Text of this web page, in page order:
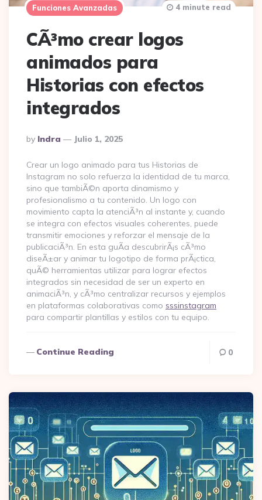
Funciones Avanzadas
CÃ³mo crear logos
animados para
Historias con efectos
integrados
Posted
By
By Indra Julio 1, 2025
4 minute read
Crear un logo animado para tus Historias de
Instagram no solo refuerza la identidad de tu marca,
sino que tambiÃ©n aporta dinamismo y
profesionalismo a tu contenido. Un logo con
movimiento capta la atenciÃ³n al instante y, cuando
se integra con efectos visuales coherentes, puede
transmitir emociones y reforzar el mensaje de la
publicaciÃ³n. En esta guÃ­a descubrirÃ¡s cÃ³mo
diseÃ±ar y animar tu logotipo de forma prÃ¡ctica,
quÃ© herramientas utilizar para lograr efectos
integrados sin necesidad de ser un experto en
animaciÃ³n, y cÃ³mo centralizar recursos y ejemplos
en plataformas colaborativas como sssinstagram
para compartir plantillas y estilos con tu equipo.
Continue Reading 0